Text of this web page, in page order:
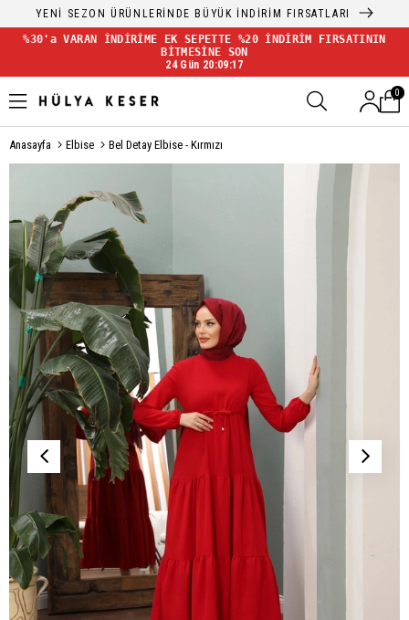
YENİ SEZON ÜRÜNLERİNDE BÜYÜK İNDİRİM FIRSATLARI
%30'a VARAN İNDİRİME EK SEPETTE %20 İNDİRİM FIRSATININ
BİTMESİNE SON
24 Gün 20:09:17
0
Anasayfa Elbise Bel Detay Elbise - Kırmızı